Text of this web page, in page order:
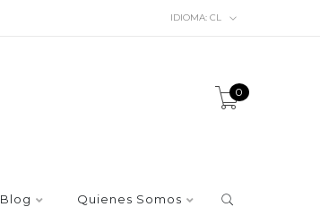
IDIOMA: CL
0
Blog Quienes Somos